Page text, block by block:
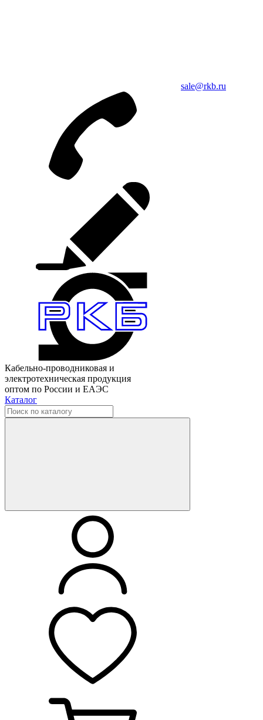
sale@rkb.ru
Кабельно-проводниковая и
электротехническая продукция
оптом по России и ЕАЭС
Каталог